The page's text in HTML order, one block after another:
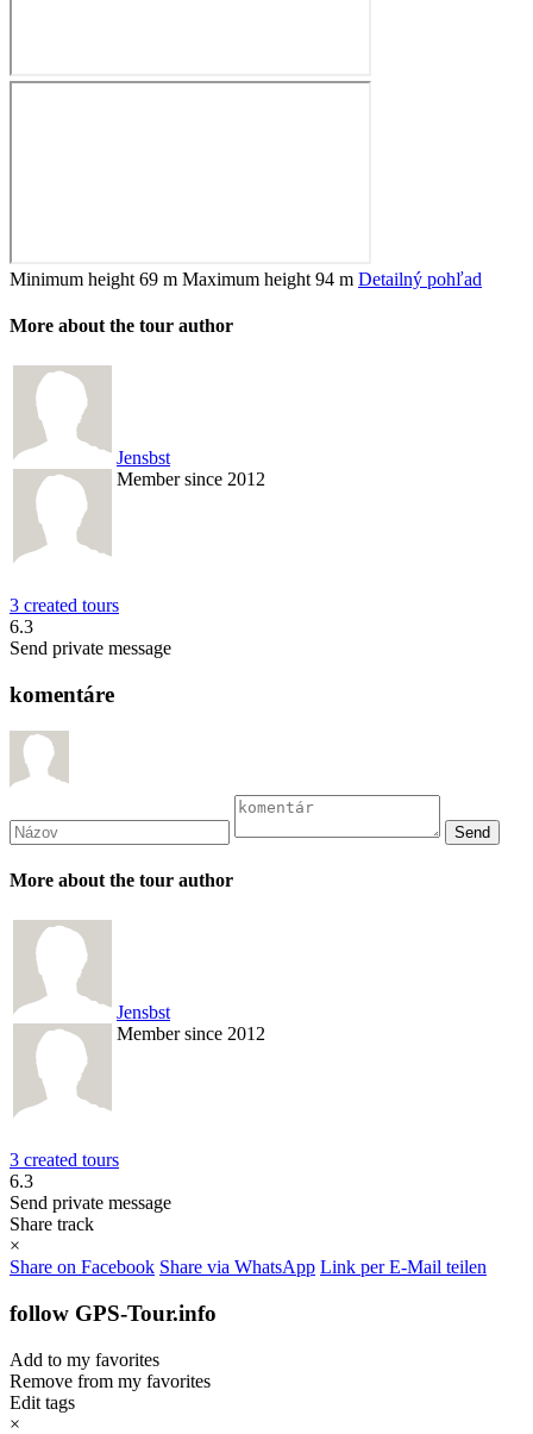
Minimum height 69 m Maximum height 94 m Detailný pohľad
More about the tour author
Jensbst
Member since 2012
3 created tours
6.3
Send private message
komentáre
More about the tour author
Jensbst
Member since 2012
3 created tours
6.3
Send private message
Share track
×
Share on Facebook Share via WhatsApp Link per E-Mail teilen
follow GPS-Tour.info
Add to my favorites
Remove from my favorites
Edit tags
×